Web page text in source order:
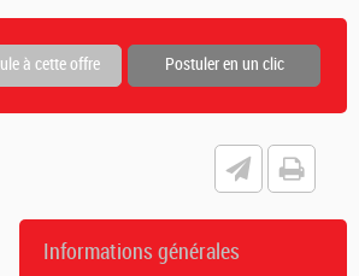
Informations générales